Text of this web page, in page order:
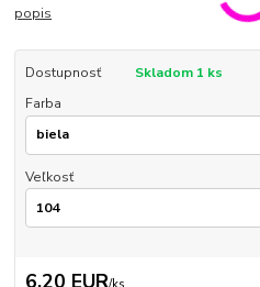
popis
Dostupnosť
Skladom 1 ks
Farba
Veľkosť
6,20 EUR